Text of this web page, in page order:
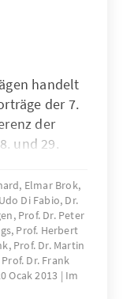
handelt
der 7.
der
und 29.
Elmar Brok,
Di Fabio, Dr.
Prof. Dr. Peter
Prof. Herbert
Prof. Dr. Martin
Dr. Frank
Ocak 2013
Im